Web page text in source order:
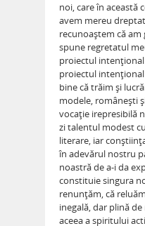
noi, care în această
avem mereu
recunoaştem că am
spune regretatul
proiectul
proiectul
bine că trăim şi
modele, româneşti
vocaţie irepresibilă
zi talentul modest
literare, iar
în adevărul nostru
noastră de a-i da
constituie singura
renunţăm, că
inegală, dar plină
aceea a spiritului